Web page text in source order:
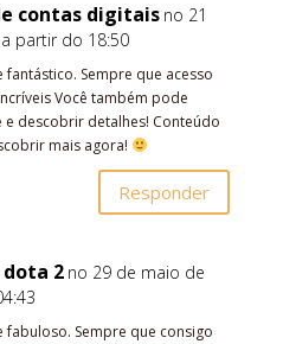
contas digitais no 21
partir do 18:50
fantástico. Sempre que acesso
Você também pode
e descobrir detalhes! Conteúdo
mais agora!
Responder
2 no 29 de maio de
fabuloso. Sempre que consigo